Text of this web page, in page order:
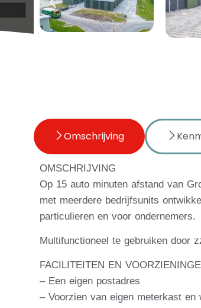
Omschrijving
OMSCHRIJVING
Op 15 auto minuten afstand van
met meerdere bedrijfsunits
particulieren en voor ondernemers.
Multifunctioneel te gebruiken door
FACILITEITEN EN
– Een eigen postadres
– Voorzien van eigen meterkast en